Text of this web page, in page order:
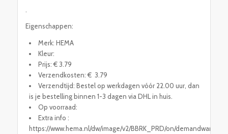
.
Eigenschappen:
Merk: HEMA
Kleur:
Prijs: € 3.79
Verzendkosten: € 3.79
Verzendtijd: Bestel op werkdagen vóór 22.00 uur, dan
is je bestelling binnen 1-3 dagen via DHL in huis.
Op voorraad:
Extra info :
https://www.hema.nl/dw/image/v2/BBRK_PRD/on/